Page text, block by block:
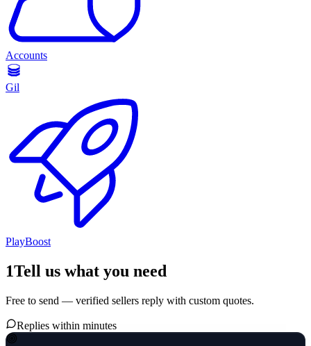
Accounts
Gil
PlayBoost
1Tell us what you need
Free to send — verified sellers reply with custom quotes.
Replies within minutes